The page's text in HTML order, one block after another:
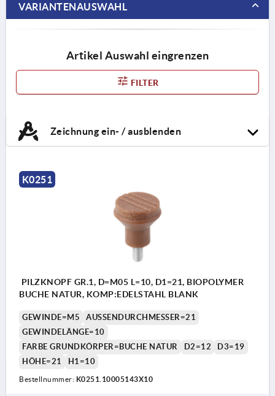
1.4305.
VARIANTENAUSWAHL
Artikel Auswahl eingrenzen
FILTER
Zeichnung ein- / ausblenden
K0251
PILZKNOPF GR.1, D=M05 L=10, D1=21, BIOPOLYMER
BUCHE NATUR, KOMP:EDELSTAHL BLANK
GEWINDE=M5
AUSSENDURCHMESSER=21
GEWINDELÄNGE=10
FARBE GRUNDKÖRPER=BUCHE NATUR
D2=12
D3=19
HÖHE=21
H1=10
Bestellnummer: K0251.10005143X10